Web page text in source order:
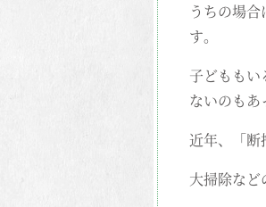
うちの場
す。
子どもも
ないのもあ
近年、「断
大掃除など